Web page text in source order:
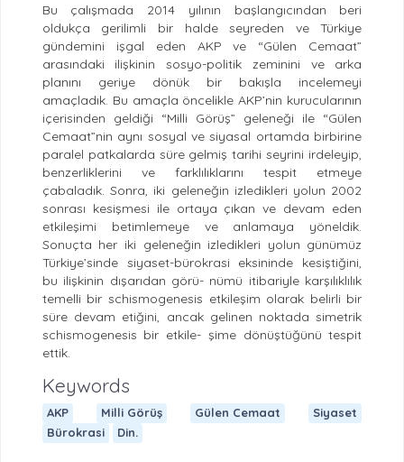
Bu çalışmada 2014 yılının başlangıcından beri
oldukça gerilimli bir halde seyreden ve Türkiye
gündemini işgal eden AKP ve “Gülen Cemaat”
arasındaki ilişkinin sosyo-politik zeminini ve arka
planını geriye dönük bir bakışla incelemeyi
amaçladık. Bu amaçla öncelikle AKP’nin kurucularının
içerisinden geldiği “Milli Görüş” geleneği ile “Gülen
Cemaat”nin aynı sosyal ve siyasal ortamda birbirine
paralel patkalarda süre gelmiş tarihi seyrini irdeleyip,
benzerliklerini ve farklılıklarını tespit etmeye
çabaladık. Sonra, iki geleneğin izledikleri yolun 2002
sonrası kesişmesi ile ortaya çıkan ve devam eden
etkileşimi betimlemeye ve anlamaya yöneldik.
Sonuçta her iki geleneğin izledikleri yolun günümüz
Türkiye’sinde siyaset-bürokrasi eksininde kesiştiğini,
bu ilişkinin dışarıdan görü- nümü itibariyle karşılıklılık
temelli bir schismogenesis etkileşim olarak belirli bir
süre devam etiğini, ancak gelinen noktada simetrik
schismogenesis bir etkile- şime dönüştüğünü tespit
ettik.
Keywords
AKP Milli Görüş Gülen Cemaat
Siyaset
Bürokrasi
Din.